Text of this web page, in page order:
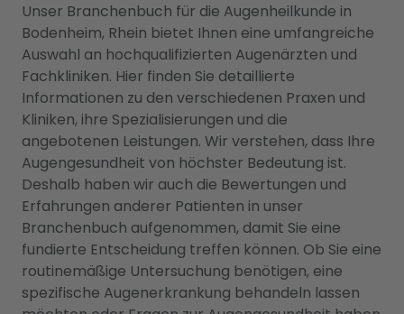
Unser Branchenbuch für die Augenheilkunde in
Bodenheim, Rhein bietet Ihnen eine umfangreiche
Auswahl an hochqualifizierten Augenärzten und
Fachkliniken. Hier finden Sie detaillierte
Informationen zu den verschiedenen Praxen und
Kliniken, ihre Spezialisierungen und die
angebotenen Leistungen. Wir verstehen, dass Ihre
Augengesundheit von höchster Bedeutung ist.
Deshalb haben wir auch die Bewertungen und
Erfahrungen anderer Patienten in unser
Branchenbuch aufgenommen, damit Sie eine
fundierte Entscheidung treffen können. Ob Sie eine
routinemäßige Untersuchung benötigen, eine
spezifische Augenerkrankung behandeln lassen